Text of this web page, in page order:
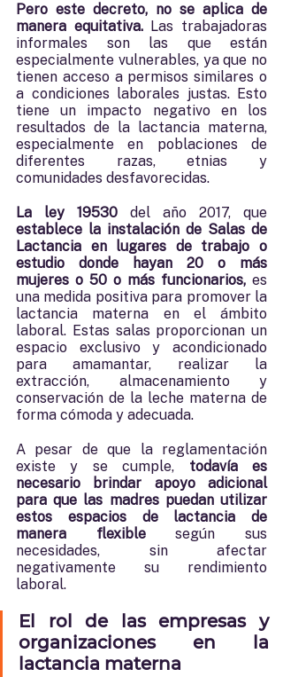
Pero este decreto, no se aplica de
manera equitativa. Las trabajadoras
informales son las que están
especialmente vulnerables, ya que no
tienen acceso a permisos similares o
a condiciones laborales justas. Esto
tiene un impacto negativo en los
resultados de la lactancia materna,
especialmente en poblaciones de
diferentes razas, etnias y
comunidades desfavorecidas.
La ley 19530
establece la instalación de Salas de
Lactancia en lugares de trabajo o
estudio donde hayan 20 o más
mujeres o 50 o más funcionarios, es
una medida positiva para promover la
lactancia materna en el ámbito
laboral. Estas salas proporcionan un
espacio exclusivo y acondicionado
para amamantar, realizar la
extracción, almacenamiento y
conservación de la leche materna de
forma cómoda y adecuada.
A pesar de que la reglamentación
existe y se cumple, todavía es
necesario brindar apoyo adicional
para que las madres puedan utilizar
estos espacios de lactancia de
manera flexible según sus
necesidades, sin afectar
negativamente su rendimiento
laboral.
El rol de las empresas y
organizaciones en la
lactancia materna